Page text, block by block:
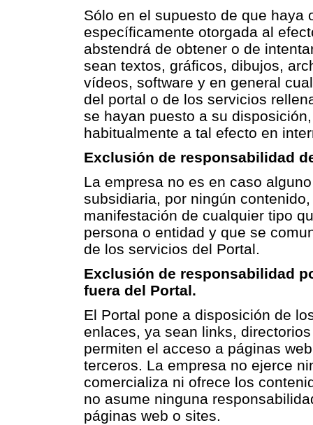
Sólo en el supuesto de que haya
específicamente otorgada al
abstendrá de obtener o de
sean textos, gráficos, dibujos,
vídeos, software y en general
del portal o de los servicios
se hayan puesto a su
habitualmente a tal efecto en
Exclusión de responsabilidad
La empresa no es en caso
subsidiaria, por ningún
manifestación de cualquier tipo
persona o entidad y que se
de los servicios del Portal.
Exclusión de responsabilidad
fuera del Portal.
El Portal pone a disposición de
enlaces, ya sean links,
permiten el acceso a páginas
terceros. La empresa no ejerce
comercializa ni ofrece los
no asume ninguna
páginas web o sites.